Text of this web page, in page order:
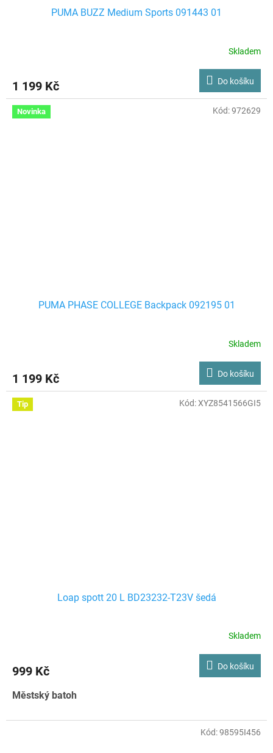
PUMA BUZZ Medium Sports 091443 01
Skladem
1 199 Kč Do košíku
Novinka
PUMA PHASE COLLEGE Backpack 092195 01
Skladem
1 199 Kč Do košíku
Kód:972629
Tip
Loap spott 20 L BD23232-T23V šedá
Skladem
999 Kč Do košíku
Městský batoh
Kód:XYZ8541566GI5
Kód:98595I456